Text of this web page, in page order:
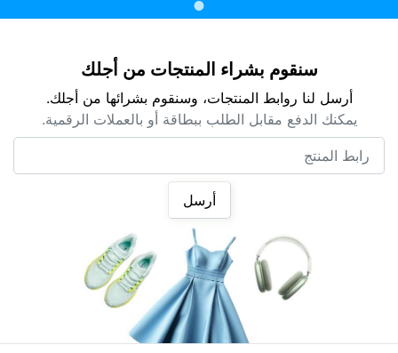
سنقوم بشراء المنتجات من أجلك
أرسل لنا روابط المنتجات، وسنقوم بشرائها من أجلك.
يمكنك الدفع مقابل الطلب ببطاقة أو بالعملات الرقمية.
أرسل